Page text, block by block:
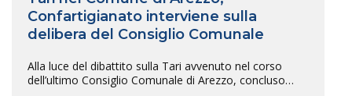
Confartigianato interviene sulla
delibera del Consiglio Comunale
Alla luce del dibattito sulla Tari avvenuto nel corso
dell’ultimo Consiglio Comunale di Arezzo, concluso…